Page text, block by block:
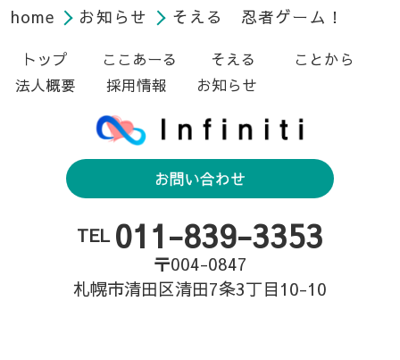
home お知らせ そえる 忍者ゲーム！
トップ ここあーる そえる
ことから
法人概要
採用情報 お知らせ
お問い合わせ
TEL 011-839-3353
〒004-0847
札幌市清田区清田7条3丁目10-10